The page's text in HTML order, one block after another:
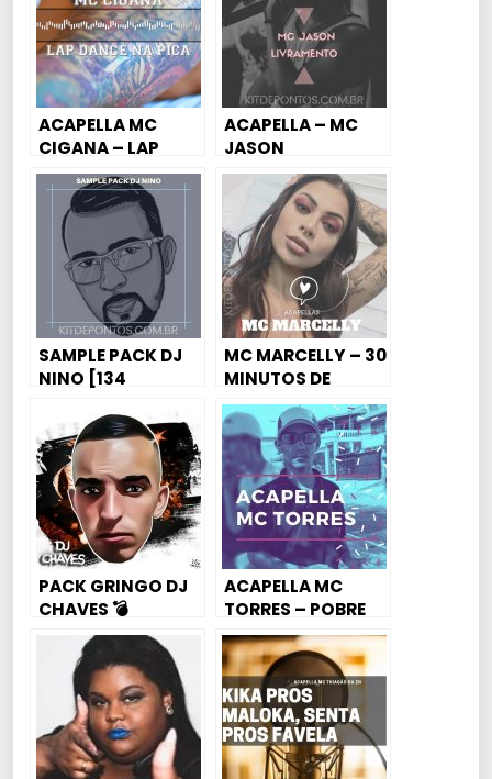
ACAPELLA MC
CIGANA – LAP
DANCE NA P…
ACAPELLA – MC
JASON
LIVRAMENTO
SAMPLE PACK DJ
NINO [134
MC MARCELLY – 30
MINUTOS DE
ACAPELAS FUNK
CONSCIENTES 🚀🔥
PACK GRINGO DJ
CHAVES 💣
ACAPELLA MC
TORRES – POBRE
EO DIABO –
CONSCIENTE